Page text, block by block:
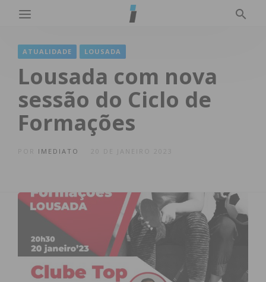
ATUALIDADE LOUSADA
Lousada com nova
sessão do Ciclo de
Formações
IMEDIATO 20 DE JANEIRO 2023